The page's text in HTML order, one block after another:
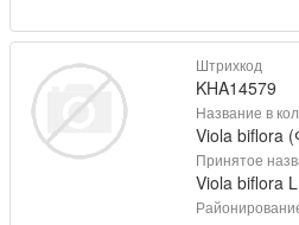
Штрихкод
KHA14579
Название в
Viola biflora
Принятое
Viola biflora